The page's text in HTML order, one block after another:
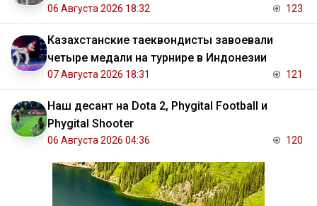
06 Августа 2026 18:32 123
Казахстанские таеквондисты завоевали
четыре медали на турнире в Индонезии
07 Августа 2026 18:31 121
Наш десант на Dota 2, Phygital Football и
Phygital Shooter
06 Августа 2026 04:36 120